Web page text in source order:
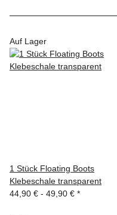
Auf Lager
1 Stück Floating Boots
Klebeschale transparent
44,90 € - 49,90 € *